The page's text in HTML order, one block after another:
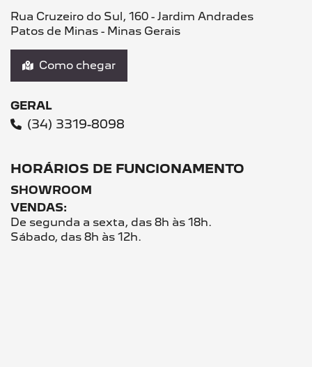
Rua Cruzeiro do Sul, 160 - Jardim Andrades
Patos de Minas - Minas Gerais
Como chegar
GERAL
(34) 3319-8098
HORÁRIOS DE FUNCIONAMENTO
SHOWROOM
VENDAS:
De segunda a sexta, das 8h às 18h.
Sábado, das 8h às 12h.